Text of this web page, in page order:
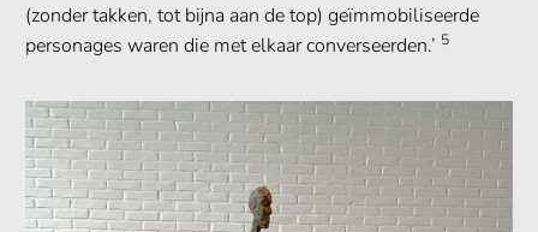
(zonder takken, tot bijna aan de top) geïmmobiliseerde
personages waren die met elkaar converseerden.’ 5